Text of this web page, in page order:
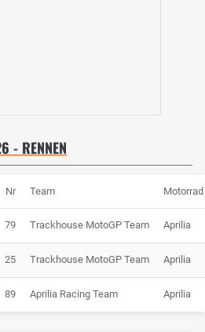
- RENNEN
Nr Team Motorrad
79 Trackhouse MotoGP Team Aprilia
25 Trackhouse MotoGP Team Aprilia
89 Aprilia Racing Team Aprilia